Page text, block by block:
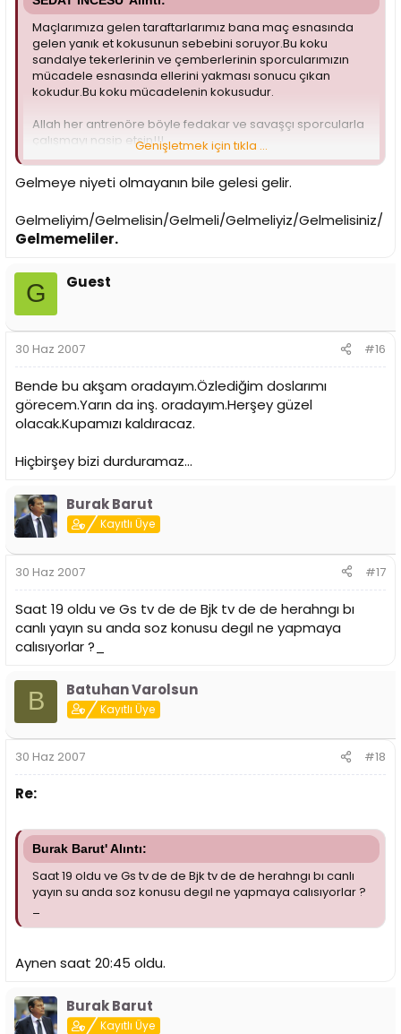
Maçlarımıza gelen taraftarlarımız bana maç esnasında
gelen yanık et kokusunun sebebini soruyor.Bu koku
sandalye tekerlerinin ve çemberlerinin sporcularımızın
mücadele esnasında ellerini yakması sonucu çıkan
kokudur.Bu koku mücadelenin kokusudur.
Allah her antrenöre böyle fedakar ve savaşçı sporcularla
çalışmayı nasip etsin!!!Genişletmek için tıkla ...
Gelmeye niyeti olmayanın bile gelesi gelir.
Gelmeliyim/Gelmelisin/Gelmeli/Gelmeliyiz/Gelmelisiniz/
Gelmemeliler.
G Guest
30 Haz 2007 #16
Bende bu akşam oradayım.Özlediğim doslarımı
görecem.Yarın da inş. oradayım.Herşey güzel
olacak.Kupamızı kaldıracaz.
Hiçbirşey bizi durduramaz...
Burak Barut
Kayıtlı Üye
30 Haz 2007 #17
Saat 19 oldu ve Gs tv de de Bjk tv de de herahngı bı
canlı yayın su anda soz konusu degıl ne yapmaya
calısıyorlar ?_
B Batuhan Varolsun
Kayıtlı Üye
30 Haz 2007 #18
Re:
Burak Barut' Alıntı:
Saat 19 oldu ve Gs tv de de Bjk tv de de herahngı bı canlı
yayın su anda soz konusu degıl ne yapmaya calısıyorlar ?
Aynen saat 20:45 oldu.
Burak Barut
Kayıtlı Üye